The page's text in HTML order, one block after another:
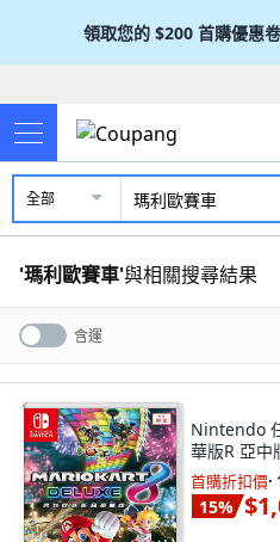
領取您的 $200 首購優惠
全部
'瑪利歐賽車'與相關搜尋結果
含運
Nintendo
華版R 亞中
首購折扣價·
15%